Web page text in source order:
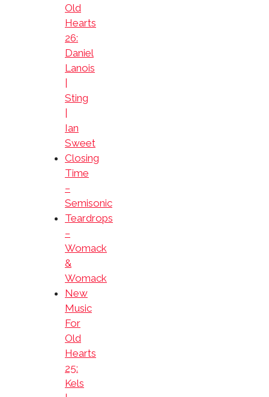
Old
Hearts
26:
Daniel
Lanois
Sting
Ian
Sweet
Closing
Time
–
Semisonic
Teardrops
–
Womack
&
Womack
New
Music
For
Old
Hearts
25:
Kels